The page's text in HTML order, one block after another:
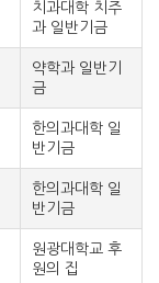
치과대학 치주
과 일반기금
약학과 일반기
금
한의과대학 일
반기금
한의과대학 일
반기금
원광대학교 후
원의 집